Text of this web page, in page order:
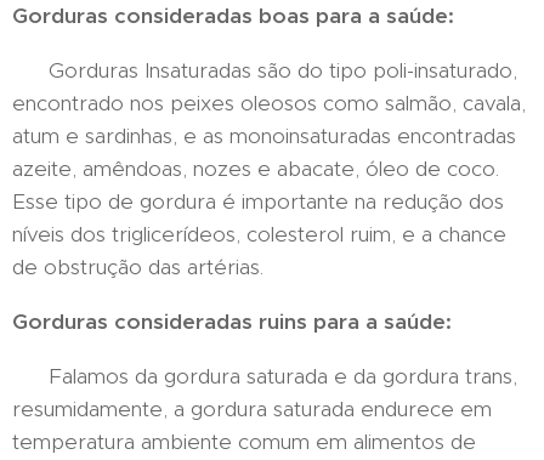
Gorduras consideradas boas para a saúde:
Gorduras Insaturadas são do tipo poli-insaturado,
encontrado nos peixes oleosos como salmão, cavala,
atum e sardinhas, e as monoinsaturadas encontradas
azeite, amêndoas, nozes e abacate, óleo de coco.
Esse tipo de gordura é importante na redução dos
níveis dos triglicerídeos, colesterol ruim, e a chance
de obstrução das artérias.
Gorduras consideradas ruins para a saúde:
Falamos da gordura saturada e da gordura trans,
resumidamente, a gordura saturada endurece em
temperatura ambiente comum em alimentos de